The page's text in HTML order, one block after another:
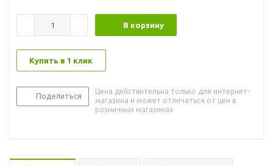
В корзину
Купить в 1 клик
Поделиться
Цена действительна только для интернет-
магазина и может отличаться от цен в
розничных магазинах